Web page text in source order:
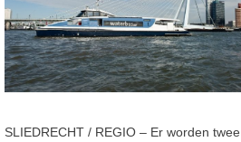
SLIEDRECHT / REGIO – Er worden twee